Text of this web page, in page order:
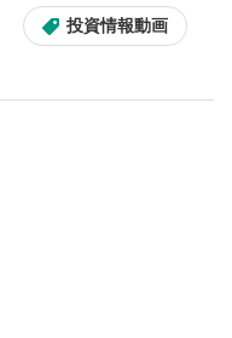
投資情報動画